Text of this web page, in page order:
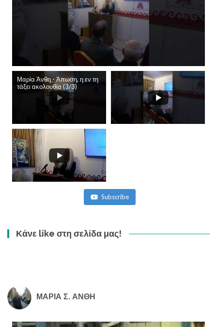
Μαρία Άνθη - Άπωση, η εν τη
τάξει ακολουθία (3/3)
Subscribe
Κάνε like στη σελίδα μας!
ΜΑΡΙΑ Σ. ΑΝΘΗ